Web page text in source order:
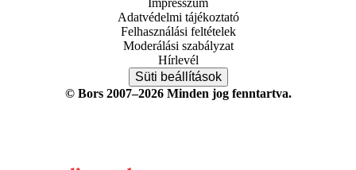
Impresszum
Adatvédelmi tájékoztató
Felhasználási feltételek
Moderálási szabályzat
Hírlevél
Süti beállítások
© Bors 2007–2026 Minden jog fenntartva.